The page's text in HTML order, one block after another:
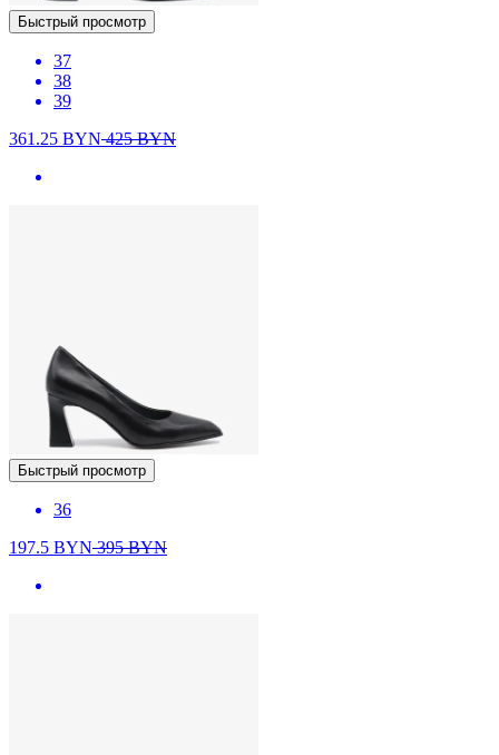
Быстрый просмотр
37
38
39
361.25 BYN425BYN
Быстрый просмотр
36
197.5 BYN395BYN